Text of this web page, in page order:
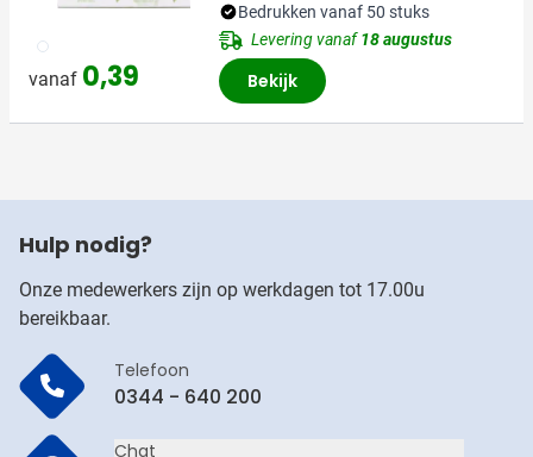
002
vanaf 0,39
Bedrukken vanaf 50 stuks
Levering vanaf18 augustus
Bekijk
Hulp nodig?
Onze medewerkers zijn op werkdagen tot 17.00u
bereikbaar.
Telefoon
0344 - 640 200
Chat